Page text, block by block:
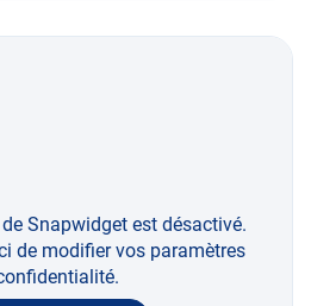
Snapwidget est désactivé.
de modifier vos paramètres